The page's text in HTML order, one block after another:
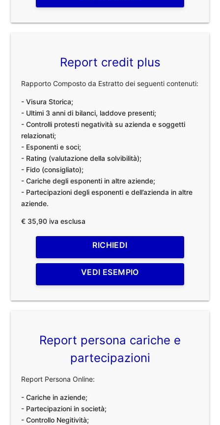
Report credit plus
Rapporto Composto da Estratto dei seguenti contenuti:
- Visura Storica;
- Ultimi 3 anni di bilanci, laddove presenti;
- Controlli protesti negatività su azienda e soggetti
relazionati;
- Esponenti e soci;
- Rating (valutazione della solvibilità);
- Fido (consigliato);
- Cariche degli esponenti in altre aziende;
- Partecipazioni degli esponenti e dell’azienda in altre
aziende.
€ 35,90 iva esclusa
RICHIEDI
VEDI ESEMPIO
Report persona cariche e
partecipazioni
Report Persona Online:
- Cariche in aziende;
- Partecipazioni in società;
- Controllo Negitività;